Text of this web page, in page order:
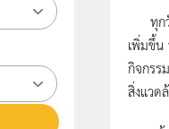
ทุกวั
เพิ่มขึ้
กิจกรร
สิ่งแวด